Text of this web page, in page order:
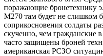
поражающие бронетехнику
М270 там будет не слишком
соприкосновения солдаты
скученно, чем гражданские
часто защищены броней
американская РСЗО